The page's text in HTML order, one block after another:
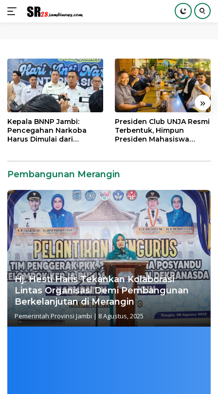
konten
« »
Kepala BNNP Jambi:
Pencegahan Narkoba
Harus Dimulai dari
Presiden Club UNJA Resmi
Terbentuk, Himpun
Presiden Mahasiswa
Pembangunan Merangin
Hj. Hesti Haris Tekankan Kolaborasi
Lintas Organisasi Demi Pembangunan
Berkelanjutan di Merangin
Pemerintah Provinsi Jambi | 8 Agustus, 2025